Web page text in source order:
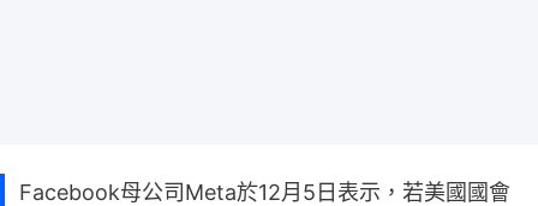
Facebook母公司Meta於12月5日表示，若美國國會